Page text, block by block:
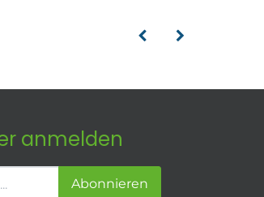
anmelden
Abonnieren